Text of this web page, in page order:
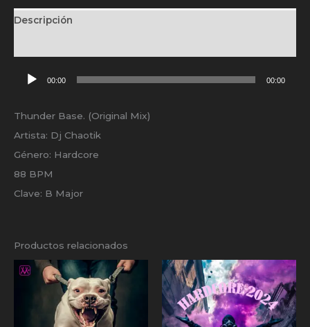
Descripción
Reproductor
00:00 00:00
Thunder Base. (Original Mix)
Artista: Dj Chaotik
Género: Hardcore
88 BPM
Clave: B Major
Productos relacionados